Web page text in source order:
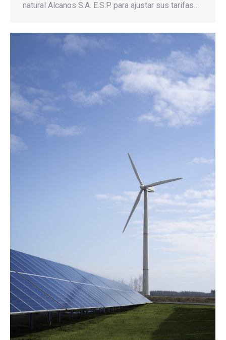
natural Alcanos S.A. E.S.P. para ajustar sus tarifas…